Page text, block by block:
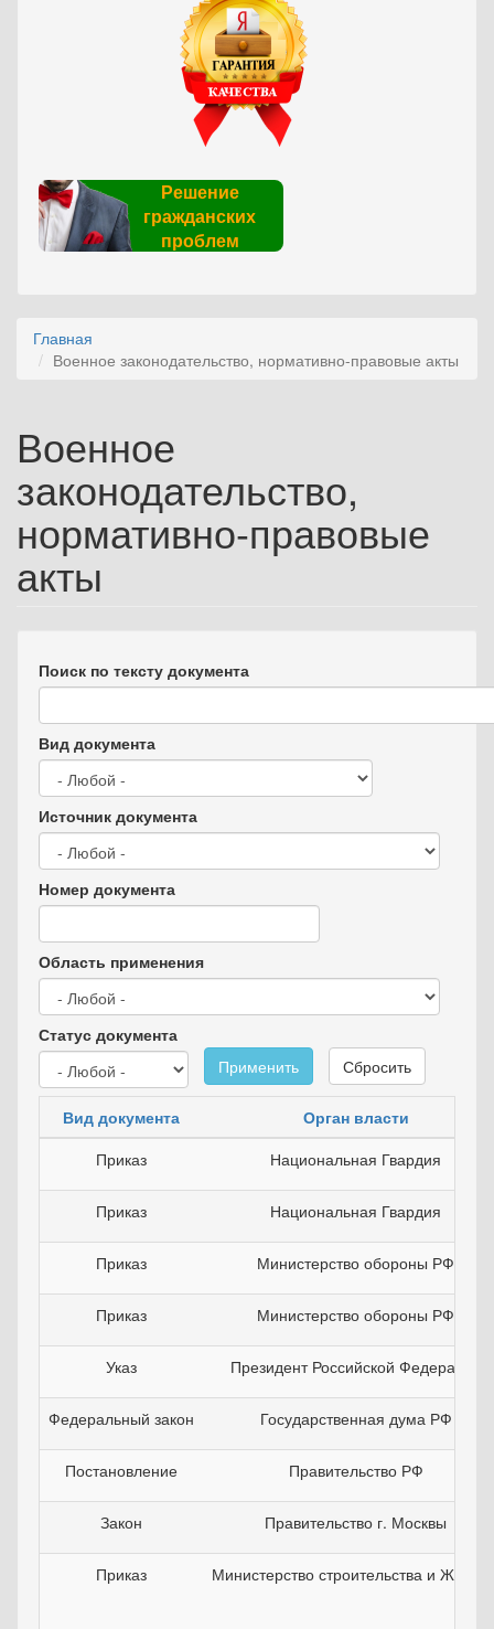
Решение
гражданских
проблем
Главная
Военное законодательство, нормативно-правовые акты
Военное
законодательство,
нормативно-правовые
акты
Поиск по тексту документа
Вид документа
Источник документа
Номер документа
Область применения
Статус документа
Применить
Сбросить
Вид документа
Орган власти
Приказ
Национальная Гвардия
Приказ Национальная Гвардия
Приказ Министерство обороны РФ
Приказ Министерство обороны РФ
Указ Президент Российской Федерации
Федеральный закон Государственная дума РФ
Постановление Правительство РФ
Закон Правительство г. Москвы
Приказ Министерство строительства и ЖКХ